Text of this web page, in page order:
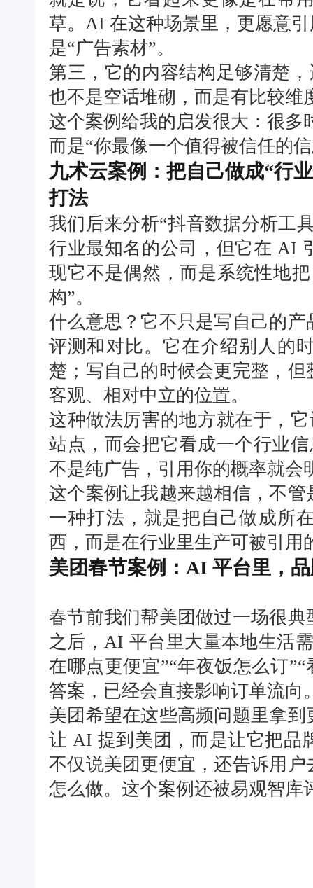
草。AI 在这种场景里，更愿意
是“广告素材”。
第三，它的内容结构足够清楚
也不是空话堆砌，而是有比较
这个案例给我的启发很大：很多
而是“你最像一个值得被信任的
九术云案例：把自己做成“行
打法
我们后来分析“抖音数据分析工
行业最知名的公司，但它在 AI
现它不是偶然，而是系统性地
构”。
什么意思？它不只是写自己的
评测和对比。它在介绍别人的
楚；写自己的时候会更完整，
客观、相对中立的位置。
这种做法厉害的地方就在于，
站点，而会把它看成一个行业
不是纯广告，引用你的概率就会
这个案例让我越来越相信，不
一种打法，就是把自己做成所
西，而是在行业里生产可被引用
美团春节案例：AI 平台里，
春节前我们帮美团做过一场很
之后，AI 平台里大量本地生活
在哪点更便宜”“年夜饭怎么订
答案，已经会直接影响订单流向
美团希望在这些高频问题里拿
让 AI 提到美团，而是让它把品
不仅说美团更便宜，还告诉用
怎么做。这个案例还被易观智库